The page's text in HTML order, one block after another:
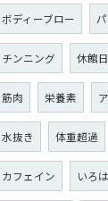
ボディーブロー
チンニング 休館日
筋肉 栄養素
水抜き 体重超過
カフェイン いろ